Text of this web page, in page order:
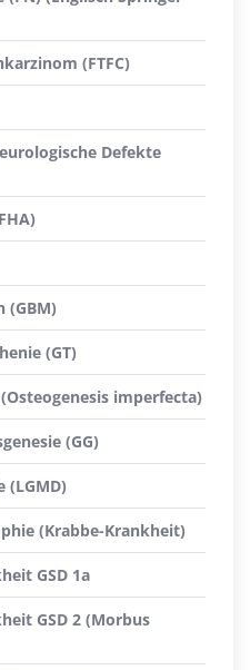
(FTFC)
Defekte
(GBM)
(GT)
imperfecta)
(GG)
(LGMD)
(Krabbe-Krankheit)
GSD 1a
GSD 2 (Morbus